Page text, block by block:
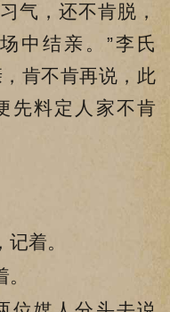
气，还不肯脱，
中结亲。”李氏
肯不肯再说，此
先料定人家不肯
着。